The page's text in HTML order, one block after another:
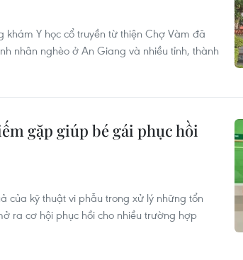
Y học cổ truyền từ thiện Chợ Vàm đã
nhân nghèo ở An Giang và nhiều tỉnh, thành
gặp giúp bé gái phục hồi
của kỹ thuật vi phẫu trong xử lý những tổn
ra cơ hội phục hồi cho nhiều trường hợp